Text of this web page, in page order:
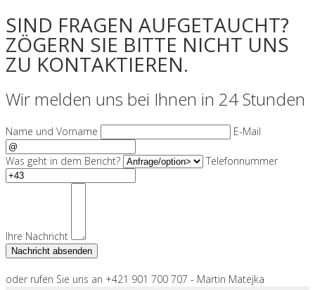
SIND FRAGEN AUFGETAUCHT?
ZÖGERN SIE BITTE NICHT UNS
ZU KONTAKTIEREN.
Wir melden uns bei Ihnen in 24 Stunden
Name und Vorname E-Mail
Was geht in dem Bericht? Telefonnummer
Ihre Nachricht
oder rufen Sie uns an +421 901 700 707 - Martin Matejka